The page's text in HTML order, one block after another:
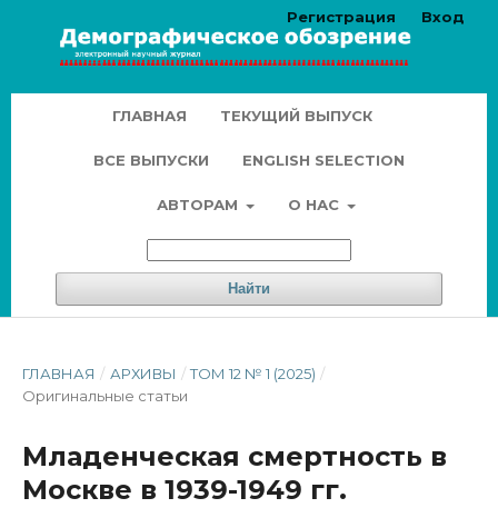
ГЛАВНАЯ ТЕКУЩИЙ ВЫПУСК
ВСЕ ВЫПУСКИ ENGLISH SELECTION
АВТОРАМ О НАС
Найти
Регистрация Вход
ГЛАВНАЯ / АРХИВЫ / ТОМ 12 № 1 (2025) /
Оригинальные статьи
Младенческая смертность в
Москве в 1939-1949 гг.